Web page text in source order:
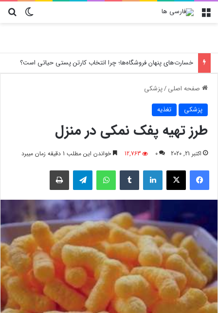
تغییر منو
خسارت‌های پنهان فروشگاه‌ها؛ چرا انتخاب کارتن پستی حیاتی است؟
صفحه اصلی/پزشکی
پزشکی تغذیه
طرز تهیه پفک نمکی در منزل
اکتبر 21, 2020 0
12,763 خواندن این مطلب 1 دقیقه زمان میبرد
فیسبوک لینکدین واتس آپ